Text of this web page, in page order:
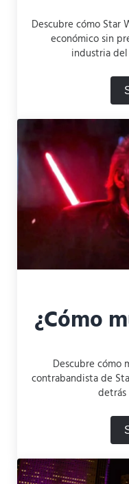
Descubre cómo Star
económico sin
industria
¿Cómo
Descubre cómo
contrabandista de